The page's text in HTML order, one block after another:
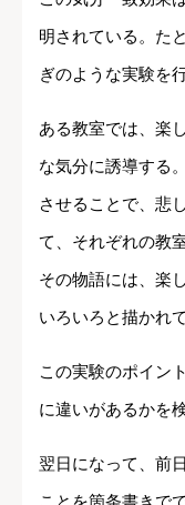
明されている。た
ぎのような実験を
ある教室では、楽
な気分に誘導する
させることで、悲
て、それぞれの教
その物語には、楽
いろいろと描かれ
この実験のポイン
に違いがあるかを
翌日になって、前
ことを箇条書きで